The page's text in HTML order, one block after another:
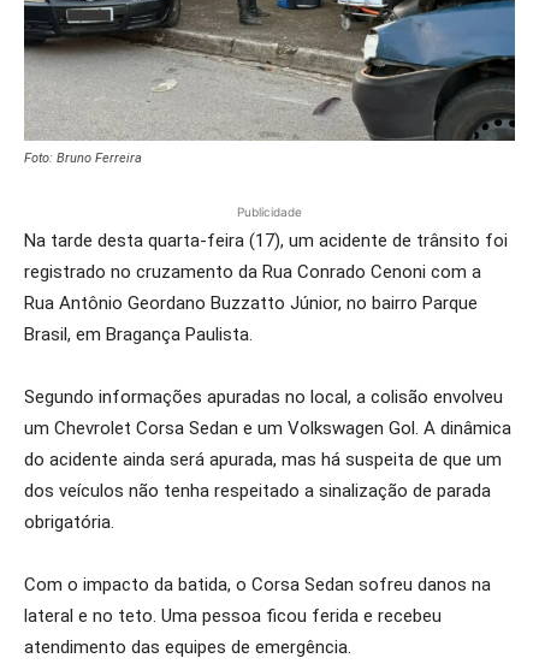
Foto: Bruno Ferreira
Publicidade
Na tarde desta quarta-feira (17), um acidente de trânsito foi
registrado no cruzamento da Rua Conrado Cenoni com a
Rua Antônio Geordano Buzzatto Júnior, no bairro Parque
Brasil, em Bragança Paulista.
Segundo informações apuradas no local, a colisão envolveu
um Chevrolet Corsa Sedan e um Volkswagen Gol. A dinâmica
do acidente ainda será apurada, mas há suspeita de que um
dos veículos não tenha respeitado a sinalização de parada
obrigatória.
Com o impacto da batida, o Corsa Sedan sofreu danos na
lateral e no teto. Uma pessoa ficou ferida e recebeu
atendimento das equipes de emergência.